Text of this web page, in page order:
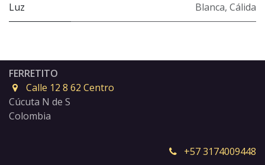
Luz Blanca, Cálida
FERRETITO
Calle 12 8 62 Centro
Cúcuta N de S
Colombia
+57 3174009448